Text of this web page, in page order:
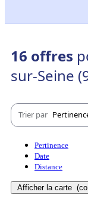
16 offres
sur-Seine
Trier par
Pertinence
Date
Distance
Afficher la carte